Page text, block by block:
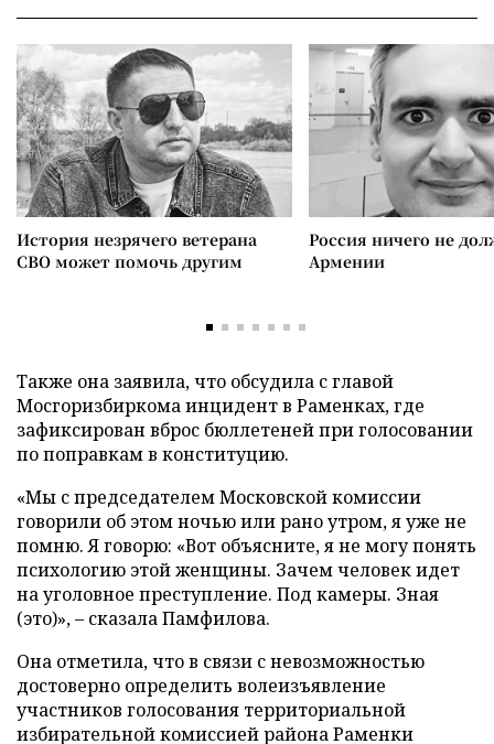
История незрячего ветерана
СВО может помочь другим
Россия ничего не
Армении
Также она заявила, что обсудила с главой
Мосгоризбиркома инцидент в Раменках, где
зафиксирован вброс бюллетеней при голосовании
по поправкам в конституцию.
«Мы с председателем Московской комиссии
говорили об этом ночью или рано утром, я уже не
помню. Я говорю: «Вот объясните, я не могу понять
психологию этой женщины. Зачем человек идет
на уголовное преступление. Под камеры. Зная
(это)», – сказала Памфилова.
Она отметила, что в связи с невозможностью
достоверно определить волеизъявление
участников голосования территориальной
избирательной комиссией района Раменки